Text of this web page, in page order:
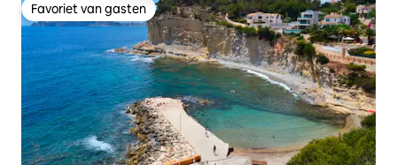
Favoriet van gasten
Favoriet van gasten